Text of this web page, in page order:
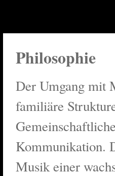
Philosophie
Der Umgang mit
familiäre
Kommunikation.
Musik einer